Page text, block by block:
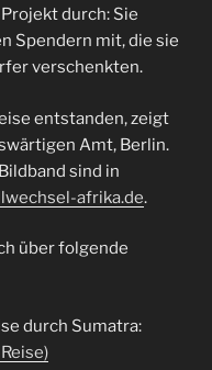
durch: Sie
Spendern mit, die sie
verschenkten.
entstanden, zeigt
Amt, Berlin.
sind in
afrika.de.
über folgende
durch Sumatra: